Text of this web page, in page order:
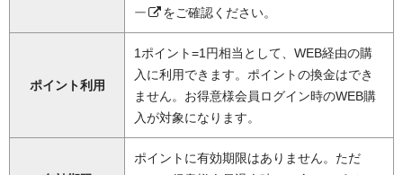
ー
をご確認ください。
ポイント利用
1ポイント=1円相当として、WEB経由の購
入に利用できます。ポイントの換金はでき
ません。お得意様会員ログイン時のWEB購
入が対象になります。
ポイントに有効期限はありません。ただ